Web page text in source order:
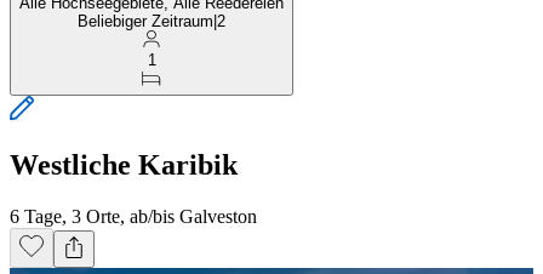
Beliebiger Zeitraum 2
1
Westliche Karibik
6 Tage, 3 Orte, ab/bis Galveston